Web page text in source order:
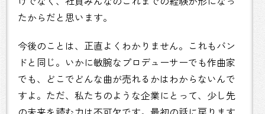
たからだと思います。
今後のことは、正直よくわかりません。これもバン
ドと同じ。いかに敏腕なプロデューサーでも作曲家
でも、どこでどんな曲が売れるかはわからないんで
すよ。ただ、私たちのような企業にとって、少し先